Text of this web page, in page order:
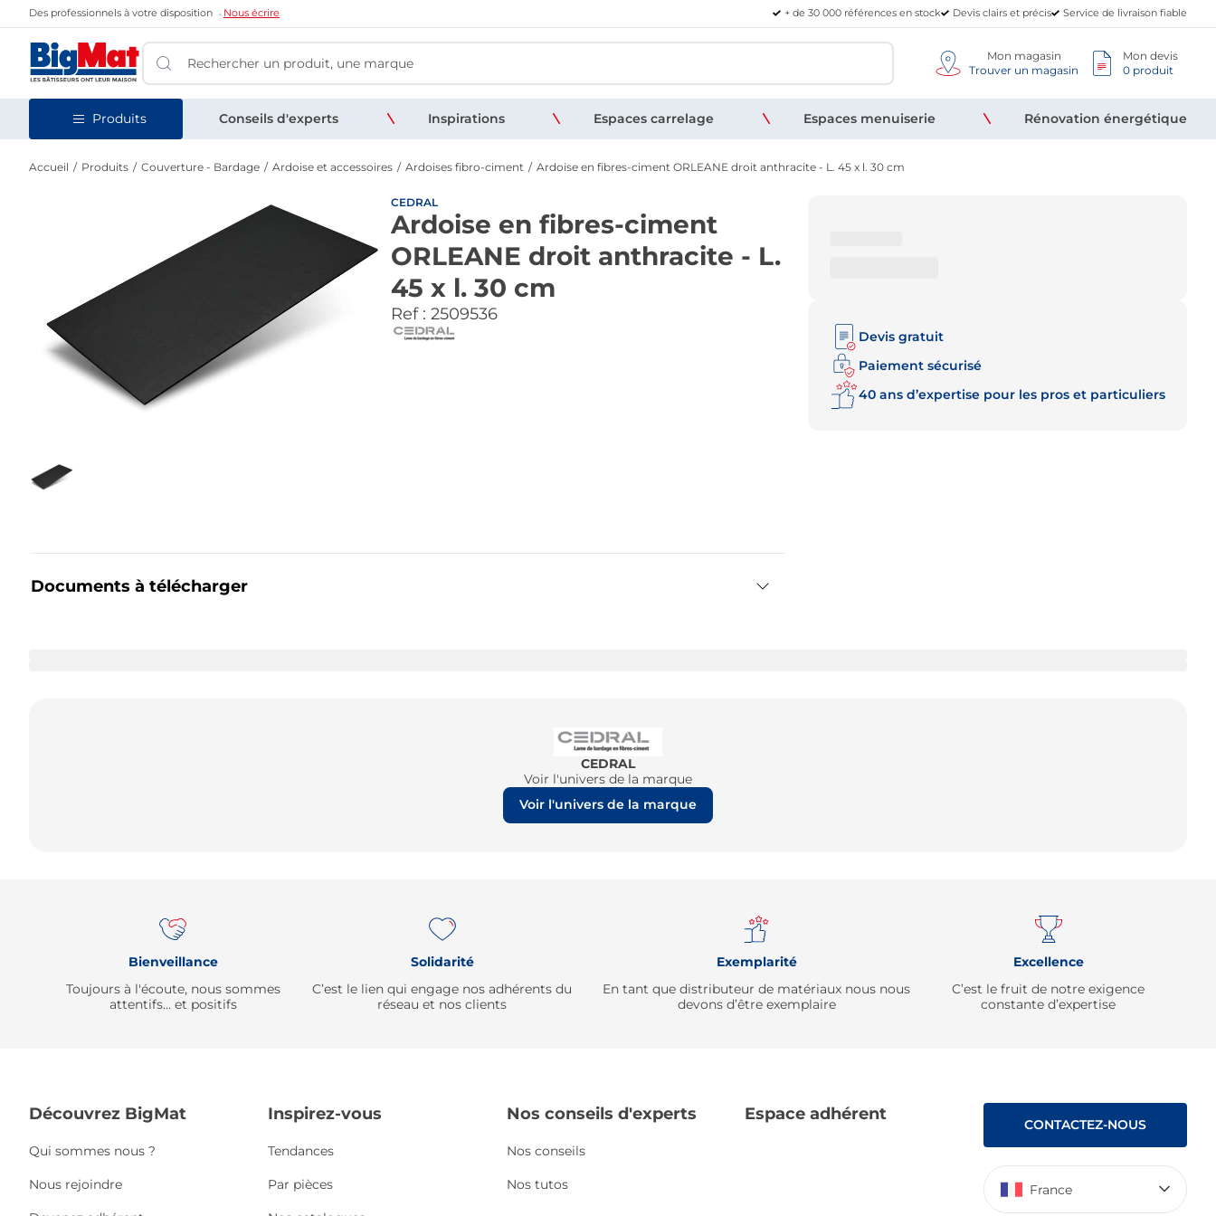
Des professionnels à votre disposition Nous écrire + de 30 000 références en stock Devis clairs et précis Service de livraison fiable
Mon magasin
Trouver un magasin
Mon devis
0 produit
Produits Conseils d'experts Inspirations Espaces carrelage Espaces menuiserie Rénovation énergétique
Accueil Produits Couverture - Bardage Ardoise et accessoires Ardoises fibro-ciment Ardoise en fibres-ciment ORLEANE droit anthracite - L. 45 x l. 30 cm
CEDRAL
Ardoise en fibres-ciment
ORLEANE droit anthracite - L.
45 x l. 30 cm
Ref : 2509536
Documents à télécharger
Devis gratuit
Paiement sécurisé
40 ans d’expertise pour les pros et particuliers
CEDRAL
Voir l'univers de la marque
Voir l'univers de la marque
Bienveillance
Toujours à l'écoute, nous sommes
attentifs… et positifs
Solidarité
C’est le lien qui engage nos adhérents du
réseau et nos clients
Exemplarité
En tant que distributeur de matériaux nous nous
devons d’être exemplaire
Excellence
C’est le fruit de notre exigence
constante d’expertise
Découvrez BigMat
Qui sommes nous ?
Nous rejoindre
Inspirez-vous
Tendances
Par pièces
Nos conseils d'experts
Nos conseils
Nos tutos
Espace adhérent
CONTACTEZ-NOUS
France